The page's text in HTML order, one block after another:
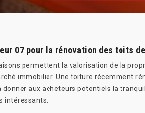
07 pour la rénovation des toits
permettent la valorisation de la
immobilier. Une toiture récemment
aux acheteurs potentiels la
intéressants.